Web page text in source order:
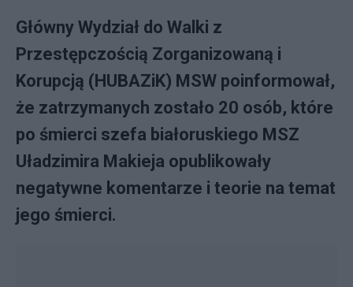
Główny Wydział do Walki z
Przestępczością Zorganizowaną i
Korupcją (HUBAZiK) MSW poinformował,
że zatrzymanych zostało 20 osób, które
po śmierci szefa białoruskiego MSZ
Uładzimira Makieja opublikowały
negatywne komentarze i teorie na temat
jego śmierci.